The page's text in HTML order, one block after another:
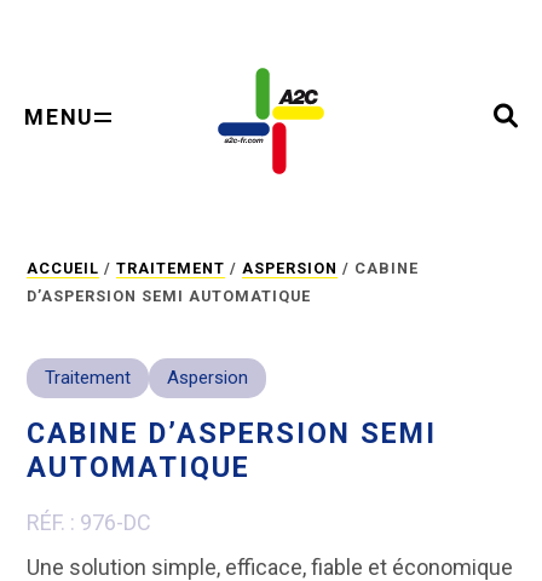
MENU
ACCUEIL / TRAITEMENT / ASPERSION / CABINE
D’ASPERSION SEMI AUTOMATIQUE
Traitement Aspersion
CABINE D’ASPERSION SEMI
AUTOMATIQUE
RÉF. : 976-DC
Une solution simple, efficace, fiable et économique